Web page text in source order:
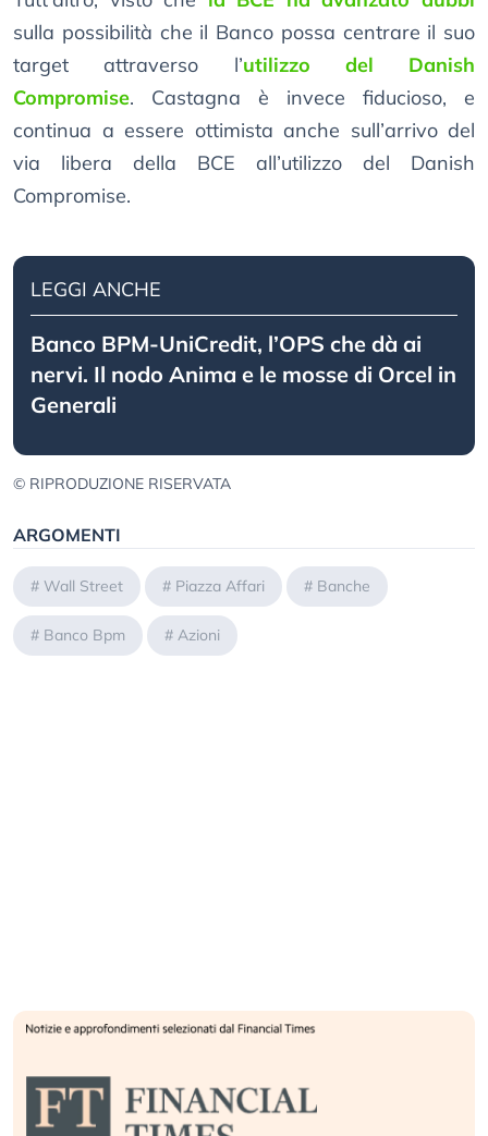
sulla possibilità che il Banco possa centrare il suo
target attraverso l’utilizzo del Danish
Compromise. Castagna è invece fiducioso, e
continua a essere ottimista anche sull’arrivo del
via libera della BCE all’utilizzo del Danish
Compromise.
LEGGI ANCHE
Banco BPM-UniCredit, l’OPS che dà ai
nervi. Il nodo Anima e le mosse di Orcel in
Generali
© RIPRODUZIONE RISERVATA
ARGOMENTI
# Wall Street # Piazza Affari # Banche
# Banco Bpm # Azioni